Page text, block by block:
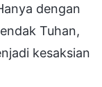
dengan
Tuhan,
kesaksian